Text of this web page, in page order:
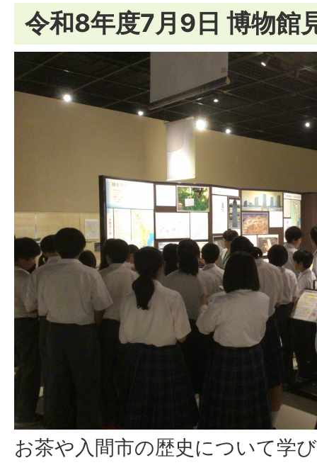
令和8年度7月9日 博物館
お茶や入間市の歴史について学